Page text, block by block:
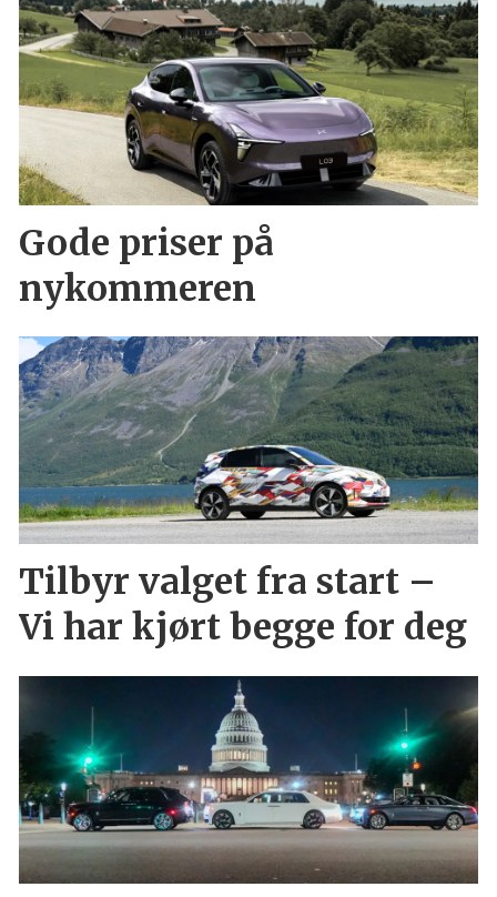
Gode priser på
nykommeren
Tilbyr valget fra start –
Vi har kjørt begge for deg